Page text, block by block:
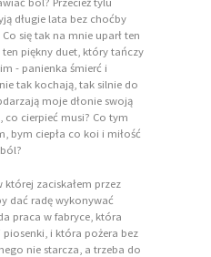
długie lata bez choćby
się tak na mnie uparł ten
piękny duet, który tańczy
- panienka śmierć i
tak kochają, tak silnie do
moje dłonie swoją
co cierpieć musi? Co tym
bym ciepła co koi i miłość
której zaciskałem przez
dać radę wykonywać
praca w fabryce, która
piosenki, i która pożera bez
nie starcza, a trzeba do